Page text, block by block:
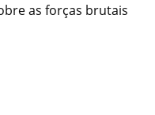
as forças brutais